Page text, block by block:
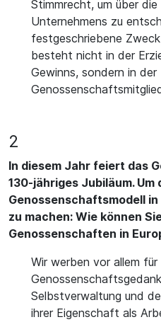
Stimmrecht, um über
Unternehmens zu
festgeschriebene
besteht nicht in der
Gewinns, sondern in der
2
In diesem Jahr feiert das
130-jähriges Jubiläum.
Genossenschaftsmodell
zu machen: Wie können
Genossenschaften in
Wir werben vor allem für
Selbstverwaltung und
ihrer Eigenschaft als